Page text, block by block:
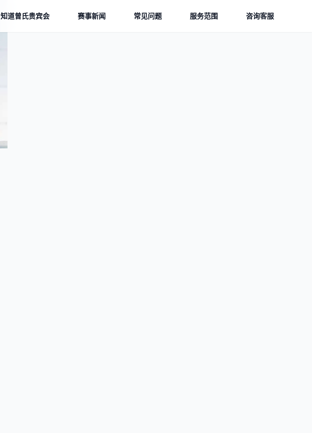
知道曾氏贵宾会 赛事新闻 常见问题 服务范围 咨询客服